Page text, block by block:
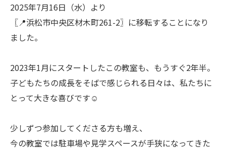
2025年7月16日（水）より
〖📍浜松市中央区材木町261-2〗に移転することになり
ました。
2023年1月にスタートしたこの教室も、もうすぐ2年半。
子どもたちの成長をそばで感じられる日々は、私たちに
とって大きな喜びです☺️
少しずつ参加してくださる方も増え、
今の教室では駐車場や見学スペースが手狭になってきた